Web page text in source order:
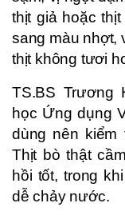
thịt giả hoặc
sang màu nhợt,
thịt không tươi
TS.BS Trương
học Ứng dụng
dùng nên kiểm
Thịt bò thật
hồi tốt, trong
dễ chảy nước.